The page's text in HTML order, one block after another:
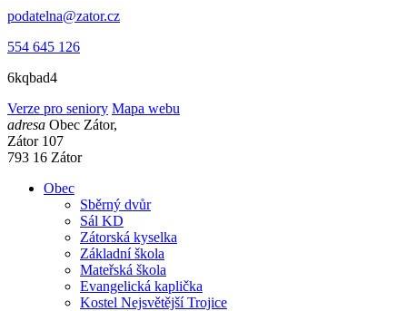
podatelna@zator.cz
554 645 126
6kqbad4
Verze pro seniory Mapa webu
adresa Obec Zátor,
Zátor 107
793 16 Zátor
Obec
Sběrný dvůr
Sál KD
Zátorská kyselka
Základní škola
Mateřská škola
Evangelická kaplička
Kostel Nejsvětější Trojice